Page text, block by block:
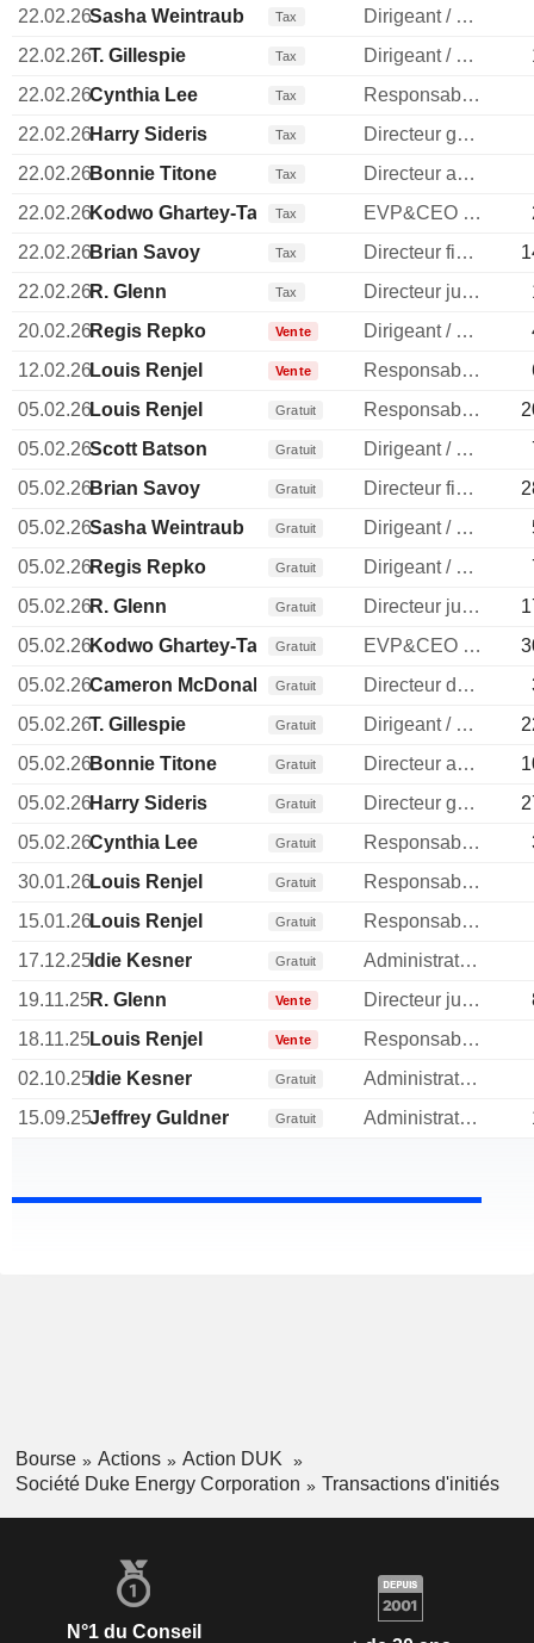
22.02.26Sasha Weintraub Tax
Dirigeant / cadre principal
22.02.26T. Gillespie Tax Dirigeant / cadre principal
22.02.26Cynthia Lee Tax
Responsable relations investisseurs
22.02.26Harry Sideris Tax
Directeur general
22.02.26Bonnie Titone Tax
Directeur administratif
22.02.26Kodwo Ghartey-Tagoe
Tax EVP&CEO DECarolinas&NatGasBus
22.02.26Brian Savoy Tax Directeur financier
22.02.26R. Glenn Tax Directeur juridique
20.02.26Regis Repko Vente Dirigeant / cadre principal
12.02.26Louis Renjel Vente Responsable communication publique
05.02.26Louis Renjel Gratuit Responsable communication publique
05.02.26Scott Batson Gratuit Dirigeant / cadre principal
05.02.26Brian Savoy Gratuit Directeur financier
05.02.26Sasha Weintraub Gratuit Dirigeant / cadre principal
05.02.26Regis Repko Gratuit Dirigeant / cadre principal
05.02.26R. Glenn Gratuit Directeur juridique
05.02.26Kodwo Ghartey-TagoeGratuit EVP&CEO DECarolinas&NatGasBus
05.02.26Cameron McDonald Gratuit Directeur des ressources humaines
05.02.26T. Gillespie Gratuit Dirigeant / cadre principal
05.02.26Bonnie Titone Gratuit Directeur administratif
05.02.26Harry Sideris Gratuit Directeur general
05.02.26Cynthia Lee Gratuit Responsable relations investisseurs
30.01.26Louis Renjel Gratuit
Responsable communication publique
15.01.26Louis Renjel Gratuit
Responsable communication publique
17.12.25Idie Kesner Gratuit
Administrateur
19.11.25R. Glenn Vente Directeur juridique
18.11.25Louis Renjel Vente
Responsable communication publique
02.10.25Idie Kesner Gratuit
Administrateur
15.09.25Jeffrey Guldner Gratuit Administrateur
Bourse Actions
Action DUK
Société Duke Energy Corporation
Transactions d'initiés
N°1 du Conseil